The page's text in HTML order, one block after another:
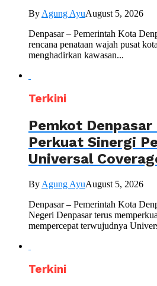
ByAgung AyuAugust 5, 2026
Denpasar – Pemerintah Kota
rencana penataan wajah pusat
menghadirkan kawasan...
Terkini
Pemkot Denpasar
Perkuat Sinergi
Universal
By Agung AyuAugust 5, 2026
Denpasar – Pemerintah Kota
Negeri Denpasar terus
mempercepat terwujudnya
Terkini